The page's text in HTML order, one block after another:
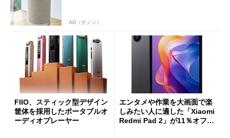
AD（デノン）
FIIO、スティック型デザイン
筐体を採用したポータブルオ
ーディオプレーヤー
エンタメや作業を大画面で楽
しみたい人に適した「Xiaomi
Redmi Pad 2」が11％オフの